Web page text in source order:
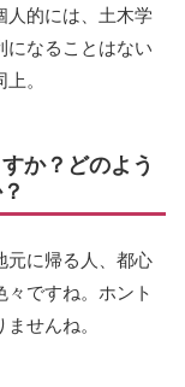
人的には、土木学
になることはない
。
か？どのよう
元に帰る人、都心
ですね。ホント
せんね。